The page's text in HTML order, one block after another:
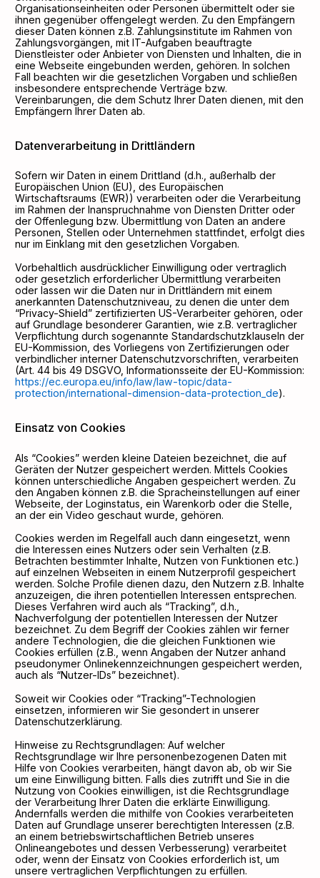
Organisationseinheiten oder Personen übermittelt oder sie
ihnen gegenüber offengelegt werden. Zu den Empfängern
dieser Daten können z.B. Zahlungsinstitute im Rahmen von
Zahlungsvorgängen, mit IT-Aufgaben beauftragte
Dienstleister oder Anbieter von Diensten und Inhalten, die in
eine Webseite eingebunden werden, gehören. In solchen
Fall beachten wir die gesetzlichen Vorgaben und schließen
insbesondere entsprechende Verträge bzw.
Vereinbarungen, die dem Schutz Ihrer Daten dienen, mit den
Empfängern Ihrer Daten ab.
Datenverarbeitung in Drittländern
Sofern wir Daten in einem Drittland (d.h., außerhalb der
Europäischen Union (EU), des Europäischen
Wirtschaftsraums (EWR)) verarbeiten oder die Verarbeitung
im Rahmen der Inanspruchnahme von Diensten Dritter oder
der Offenlegung bzw. Übermittlung von Daten an andere
Personen, Stellen oder Unternehmen stattfindet, erfolgt dies
nur im Einklang mit den gesetzlichen Vorgaben.
Vorbehaltlich ausdrücklicher Einwilligung oder vertraglich
oder gesetzlich erforderlicher Übermittlung verarbeiten
oder lassen wir die Daten nur in Drittländern mit einem
anerkannten Datenschutzniveau, zu denen die unter dem
“Privacy-Shield” zertifizierten US-Verarbeiter gehören, oder
auf Grundlage besonderer Garantien, wie z.B. vertraglicher
Verpflichtung durch sogenannte Standardschutzklauseln der
EU-Kommission, des Vorliegens von Zertifizierungen oder
verbindlicher interner Datenschutzvorschriften, verarbeiten
(Art. 44 bis 49 DSGVO, Informationsseite der EU-Kommission:
https://ec.europa.eu/info/law/law-topic/data-
protection/international-dimension-data-protection_de).
Einsatz von Cookies
Als “Cookies” werden kleine Dateien bezeichnet, die auf
Geräten der Nutzer gespeichert werden. Mittels Cookies
können unterschiedliche Angaben gespeichert werden. Zu
den Angaben können z.B. die Spracheinstellungen auf einer
Webseite, der Loginstatus, ein Warenkorb oder die Stelle,
an der ein Video geschaut wurde, gehören.
Cookies werden im Regelfall auch dann eingesetzt, wenn
die Interessen eines Nutzers oder sein Verhalten (z.B.
Betrachten bestimmter Inhalte, Nutzen von Funktionen etc.)
auf einzelnen Webseiten in einem Nutzerprofil gespeichert
werden. Solche Profile dienen dazu, den Nutzern z.B. Inhalte
anzuzeigen, die ihren potentiellen Interessen entsprechen.
Dieses Verfahren wird auch als “Tracking”, d.h.,
Nachverfolgung der potentiellen Interessen der Nutzer
bezeichnet. Zu dem Begriff der Cookies zählen wir ferner
andere Technologien, die die gleichen Funktionen wie
Cookies erfüllen (z.B., wenn Angaben der Nutzer anhand
pseudonymer Onlinekennzeichnungen gespeichert werden,
auch als “Nutzer-IDs” bezeichnet).
Soweit wir Cookies oder “Tracking”-Technologien
einsetzen, informieren wir Sie gesondert in unserer
Datenschutzerklärung.
Hinweise zu Rechtsgrundlagen: Auf welcher
Rechtsgrundlage wir Ihre personenbezogenen Daten mit
Hilfe von Cookies verarbeiten, hängt davon ab, ob wir Sie
um eine Einwilligung bitten. Falls dies zutrifft und Sie in die
Nutzung von Cookies einwilligen, ist die Rechtsgrundlage
der Verarbeitung Ihrer Daten die erklärte Einwilligung.
Andernfalls werden die mithilfe von Cookies verarbeiteten
Daten auf Grundlage unserer berechtigten Interessen (z.B.
an einem betriebswirtschaftlichen Betrieb unseres
Onlineangebotes und dessen Verbesserung) verarbeitet
oder, wenn der Einsatz von Cookies erforderlich ist, um
unsere vertraglichen Verpflichtungen zu erfüllen.